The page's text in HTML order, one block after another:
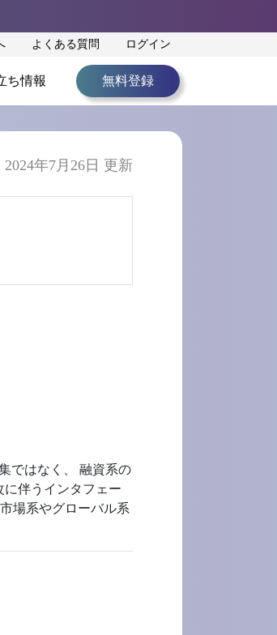
よくある質問 ログイン
ち情報 無料登録
2024年7月26日 更新
ではなく、 融資系の
伴うインタフェー
場系やグローバル系